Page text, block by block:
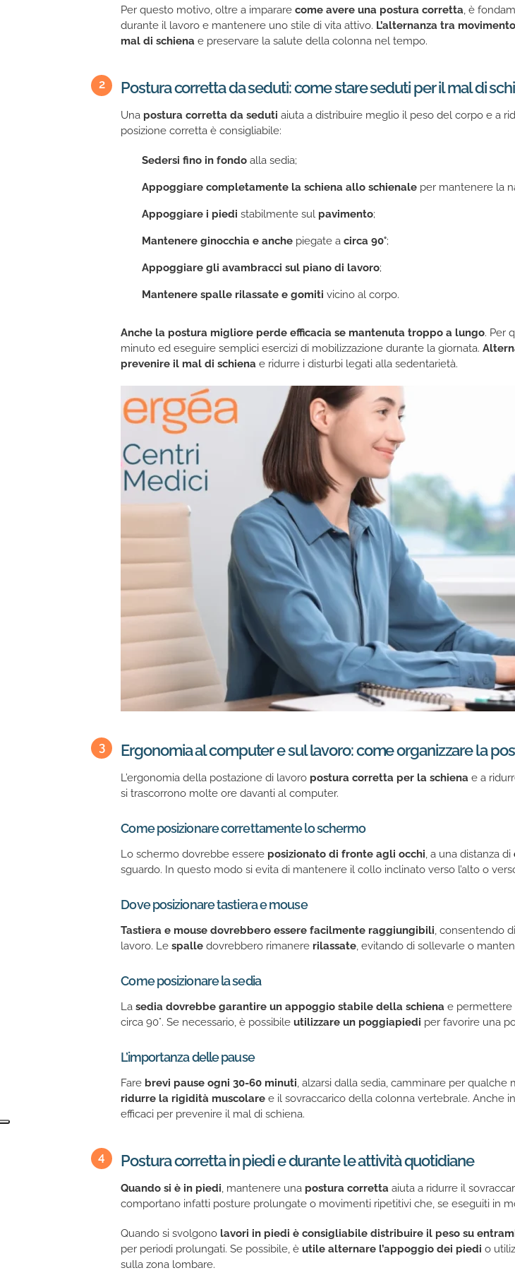
Per questo motivo, oltre a impararecome avere una postura corretta, è
durante il lavoro e mantenere uno stile di vita attivo. L’alternanza tra
mal di schiena e preservare la salute della colonna nel tempo.
Postura corretta da seduti: come stare seduti per il mal di
Una postura corretta da seduti aiuta a distribuire meglio il peso del corpo e a
posizione corretta è consigliabile:
Sedersi fino in fondo alla sedia;
Appoggiare completamente la schiena allo schienale per mantenere la
Appoggiare i piedi stabilmente sul pavimento;
Mantenere ginocchia e anche piegate acirca 90°;
Appoggiare gli avambracci sul piano di lavoro;
Mantenere spalle rilassate e gomiti vicino al corpo.
Anche la postura migliore perde efficacia se mantenuta troppo a lungo. Per
minuto ed eseguire semplici esercizi di mobilizzazione durante la giornata.
prevenire il mal di schiena e ridurre i disturbi legati alla sedentarietà.
Ergonomia al computer e sul lavoro: come organizzare la
L’ergonomia della postazione di lavoro postura corretta per la schiena e a
si trascorrono molte ore davanti al computer.
Come posizionare correttamente lo schermo
Lo schermo dovrebbe essere posizionato di fronte agli occhi, a una distanza di
sguardo. In questo modo si evita di mantenere il collo inclinato verso l’alto o
Dove posizionare tastiera e mouse
Tastiera e mouse dovrebbero essere facilmente raggiungibili, consentendo
lavoro. Lespalle dovrebbero rimanere rilassate, evitando di sollevarle o
Come posizionare la sedia
Lasedia dovrebbe garantire un appoggio stabile della schiena e permettere
circa 90°. Se necessario, è possibileutilizzare un poggiapiedi per favorire una
L’importanza delle pause
Fare brevi pause ogni 30-60 minuti, alzarsi dalla sedia, camminare per
ridurre la rigidità muscolare e il sovraccarico della colonna vertebrale. Anche
efficaci per prevenire il mal di schiena.
Postura corretta in piedi e durante le attività quotidiane
Quando si è in piedi, mantenere una postura corretta aiuta a ridurre il
comportano infatti posture prolungate o movimenti ripetitivi che, se eseguiti in
Quando si svolgono lavori in piedi è consigliabile distribuire il peso su
per periodi prolungati. Se possibile, èutile alternare l’appoggio dei piedi o
sulla zona lombare.